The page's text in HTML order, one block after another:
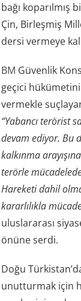
bağı koparılmış
Çin, Birleşmiş
dersi vermeye
BM Güvenlik
geçici
vermekle
“Yabancı terörist
devam ediyor. Bu
kalkınma
terörle
Hareketi dahil
kararlılıkla
uluslararası
önüne serdi.
Doğu
unutturmak için